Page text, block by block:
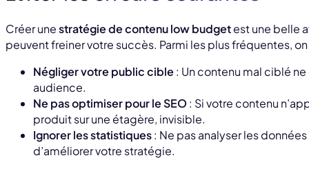
Créer unestratégie de contenu low budgetest une belle
peuvent freiner votre succès. Parmi les plus fréquentes,
Négliger votre public cible : Un contenu mal ciblé
audience.
Ne pas optimiser pour le SEO: Si votre contenu
produit sur une étagère, invisible.
Ignorer les statistiques: Ne pas analyser les
d’améliorer votre stratégie.